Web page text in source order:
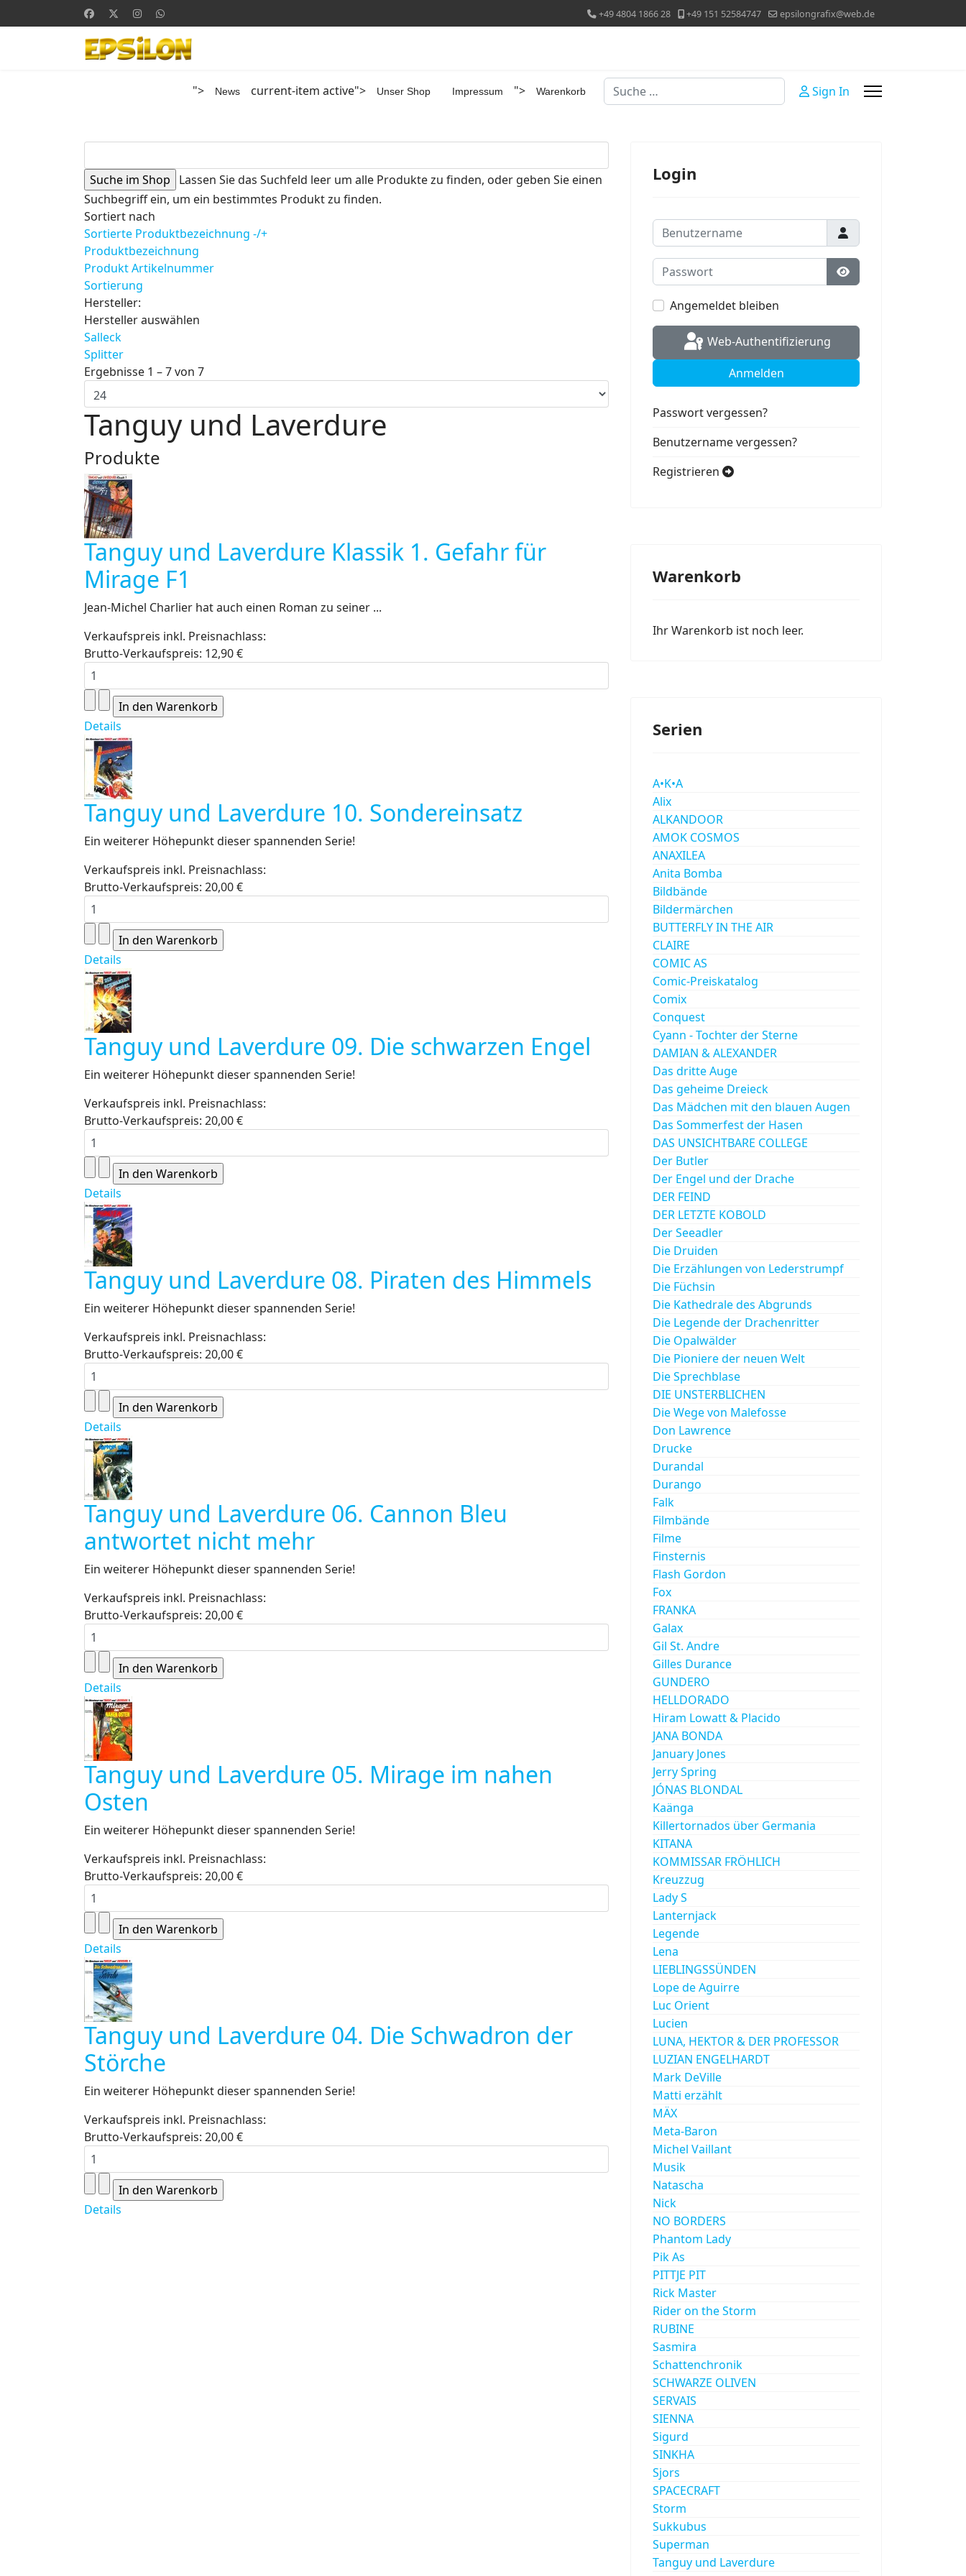
+49 4804 1866 28 +49 151 52584747 epsilongrafix@web.de
"> News current-item active"> Unser Shop Impressum "> Warenkorb Suchen Sign In
Lassen Sie das Suchfeld leer um alle Produkte zu finden, oder geben Sie einen
Suchbegriff ein, um ein bestimmtes Produkt zu finden.
Sortiert nach
Sortierte Produktbezeichnung -/+
Produktbezeichnung
Produkt Artikelnummer
Sortierung
Hersteller:
Hersteller auswählen
Salleck
Splitter
Ergebnisse 1 – 7 von 7
Tanguy und Laverdure
Produkte
Tanguy und Laverdure Klassik 1. Gefahr für
Mirage F1
Jean-Michel Charlier hat auch einen Roman zu seiner ...
Verkaufspreis inkl. Preisnachlass:
Brutto-Verkaufspreis: 12,90 €
Details
Tanguy und Laverdure 10. Sondereinsatz
Ein weiterer Höhepunkt dieser spannenden Serie!
Verkaufspreis inkl. Preisnachlass:
Brutto-Verkaufspreis: 20,00 €
Details
Tanguy und Laverdure 09. Die schwarzen Engel
Ein weiterer Höhepunkt dieser spannenden Serie!
Verkaufspreis inkl. Preisnachlass:
Brutto-Verkaufspreis: 20,00 €
Details
Tanguy und Laverdure 08. Piraten des Himmels
Ein weiterer Höhepunkt dieser spannenden Serie!
Verkaufspreis inkl. Preisnachlass:
Brutto-Verkaufspreis: 20,00 €
Details
Tanguy und Laverdure 06. Cannon Bleu
antwortet nicht mehr
Ein weiterer Höhepunkt dieser spannenden Serie!
Verkaufspreis inkl. Preisnachlass:
Brutto-Verkaufspreis: 20,00 €
Details
Tanguy und Laverdure 05. Mirage im nahen
Osten
Ein weiterer Höhepunkt dieser spannenden Serie!
Verkaufspreis inkl. Preisnachlass:
Brutto-Verkaufspreis: 20,00 €
Details
Tanguy und Laverdure 04. Die Schwadron der
Störche
Ein weiterer Höhepunkt dieser spannenden Serie!
Verkaufspreis inkl. Preisnachlass:
Brutto-Verkaufspreis: 20,00 €
Details
Login
Benutzername
Passwort
Passwort anzeigen
Angemeldet bleiben
Web-Authentifizierung
Anmelden
Passwort vergessen?
Benutzername vergessen?
Registrieren
Warenkorb
Ihr Warenkorb ist noch leer.
Serien
A•K•A
Alix
ALKANDOOR
AMOK COSMOS
ANAXILEA
Anita Bomba
Bildbände
Bildermärchen
BUTTERFLY IN THE AIR
CLAIRE
COMIC AS
Comic-Preiskatalog
Comix
Conquest
Cyann - Tochter der Sterne
DAMIAN & ALEXANDER
Das dritte Auge
Das geheime Dreieck
Das Mädchen mit den blauen Augen
Das Sommerfest der Hasen
DAS UNSICHTBARE COLLEGE
Der Butler
Der Engel und der Drache
DER FEIND
DER LETZTE KOBOLD
Der Seeadler
Die Druiden
Die Erzählungen von Lederstrumpf
Die Füchsin
Die Kathedrale des Abgrunds
Die Legende der Drachenritter
Die Opalwälder
Die Pioniere der neuen Welt
Die Sprechblase
DIE UNSTERBLICHEN
Die Wege von Malefosse
Don Lawrence
Drucke
Durandal
Durango
Falk
Filmbände
Filme
Finsternis
Flash Gordon
Fox
FRANKA
Galax
Gil St. Andre
Gilles Durance
GUNDERO
HELLDORADO
Hiram Lowatt & Placido
JANA BONDA
January Jones
Jerry Spring
JÓNAS BLONDAL
Kaänga
Killertornados über Germania
KITANA
KOMMISSAR FRÖHLICH
Kreuzzug
Lady S
Lanternjack
Legende
Lena
LIEBLINGSSÜNDEN
Lope de Aguirre
Luc Orient
Lucien
LUNA, HEKTOR & DER PROFESSOR
LUZIAN ENGELHARDT
Mark DeVille
Matti erzählt
MÄX
Meta-Baron
Michel Vaillant
Musik
Natascha
Nick
NO BORDERS
Phantom Lady
Pik As
PITTJE PIT
Rick Master
Rider on the Storm
RUBINE
Sasmira
Schattenchronik
SCHWARZE OLIVEN
SERVAIS
SIENNA
Sigurd
SINKHA
Sjors
SPACECRAFT
Storm
Sukkubus
Superman
Tanguy und Laverdure